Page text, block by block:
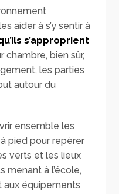
aider à s’y sentir à
s’approprient
chambre, bien sûr,
les parties
autour du
ensemble les
pied pour repérer
verts et les lieux
menant à l’école,
aux équipements